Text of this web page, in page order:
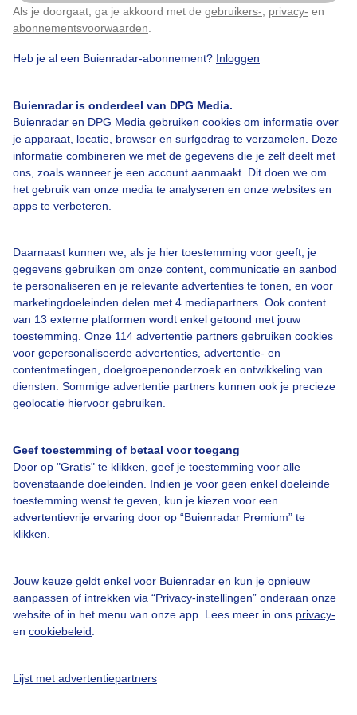
Als je doorgaat, ga je akkoord met de gebruikers- privacy- en
abonnementsvoorwaarden
Heb je al een Buienradar-abonnement? Inloggen
Buienradar is onderdeel van DPG Media.
Buienradar en DPG Media gebruiken cookies om informatie over
je apparaat, locatie, browser en surfgedrag te verzamelen. Deze
informatie combineren we met de gegevens die je zelf deelt met
ons, zoals wanneer je een account aanmaakt. Dit doen we om
het gebruik van onze media te analyseren en onze websites en
apps te verbeteren.
Daarnaast kunnen we, als je hier toestemming voor geeft, je
gegevens gebruiken om onze content, communicatie en aanbod
te personaliseren en je relevante advertenties te tonen, en voor
marketingdoeleinden delen met 4 mediapartners. Ook content
van 13 externe platformen wordt enkel getoond met jouw
toestemming. Onze 114 advertentie partners gebruiken cookies
voor gepersonaliseerde advertenties, advertentie- en
contentmetingen, doelgroepenonderzoek en ontwikkeling van
diensten. Sommige advertentie partners kunnen ook je precieze
geolocatie hiervoor gebruiken.
Geef toestemming of betaal voor toegang
Door op "Gratis" te klikken, geef je toestemming voor alle
bovenstaande doeleinden. Indien je voor geen enkel doeleinde
toestemming wenst te geven, kun je kiezen voor een
advertentievrije ervaring door op “Buienradar Premium” te
klikken.
Jouw keuze geldt enkel voor Buienradar en kun je opnieuw
aanpassen of intrekken via “Privacy-instellingen” onderaan onze
website of in het menu van onze app. Lees meer in ons privacy-
en cookiebeleid
Lijst met advertentiepartners
Door: Marij Bouwers Gemaakt: 07-06-2026, 51x bekeken
Bekijk slideshow
Een moment geduld aub...
Over Buienradar
Bedrijfsgegevens
Veelgestelde vragen
Contact
Toegankelijkheid
Adverteren
Buienradar Team
Privacy beleid
Klik hierom dit aan te passen